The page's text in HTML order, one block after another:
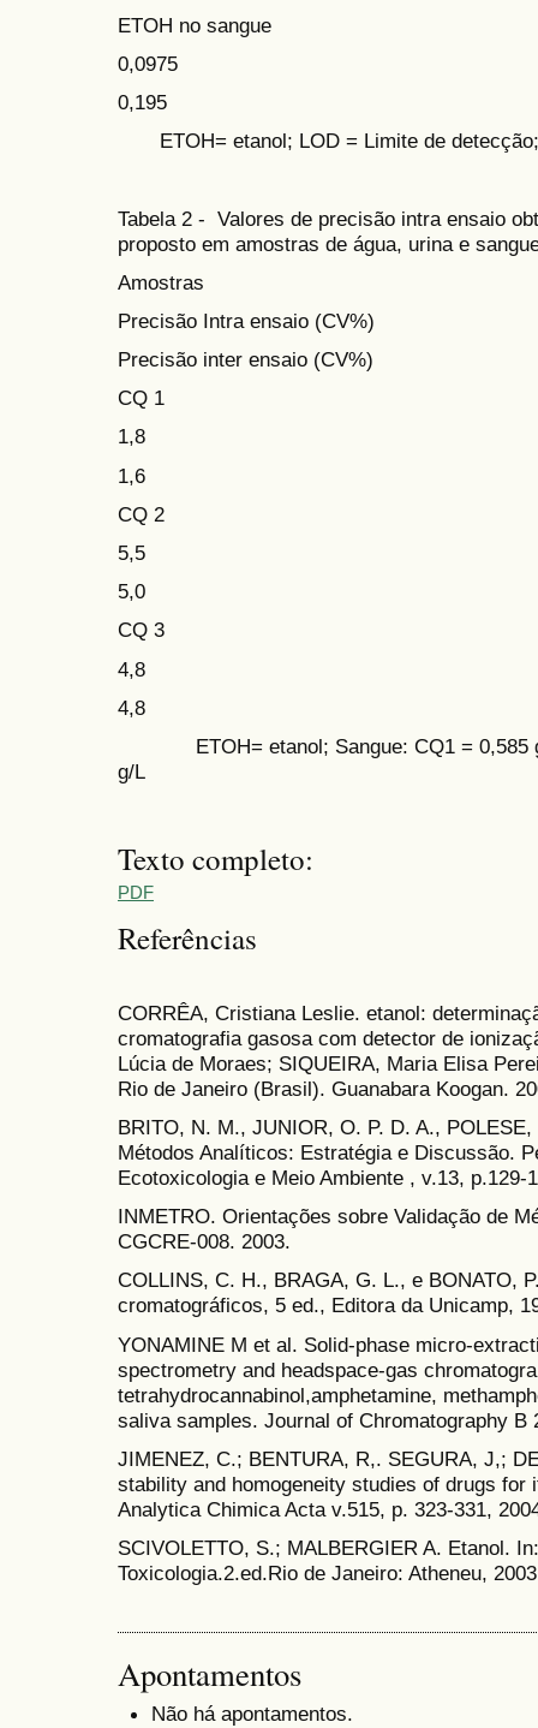
ETOH no sangue
0,0975
0,195
ETOH= etanol; LOD = Limite de detecção;
Tabela 2 - Valores de precisão intra ensaio
proposto em amostras de água, urina e
Amostras
Precisão Intra ensaio (CV%)
Precisão inter ensaio (CV%)
CQ 1
1,8
1,6
CQ 2
5,5
5,0
CQ 3
4,8
4,8
ETOH= etanol; Sangue: CQ1 = 0,585 g/
g/L
Texto completo:
PDF
Referências
CORRÊA, Cristiana Leslie. etanol:
cromatografia gasosa com detector de
Lúcia de Moraes; SIQUEIRA, Maria Elisa
Rio de Janeiro (Brasil). Guanabara Koogan.
BRITO, N. M., JUNIOR, O. P. D. A.,
Métodos Analíticos: Estratégia e Discussão.
Ecotoxicologia e Meio Ambiente , v.13, p.129-
INMETRO. Orientações sobre Validação de
CGCRE-008. 2003.
COLLINS, C. H., BRAGA, G. L., e BONATO,
cromatográficos, 5 ed., Editora da Unicamp,
YONAMINE M et al. Solid-phase micro-
spectrometry and headspace-gas
tetrahydrocannabinol,amphetamine,
saliva samples. Journal of Chromatography B
JIMENEZ, C.; BENTURA, R,. SEGURA, J,;
stability and homogeneity studies of drugs for
Analytica Chimica Acta v.515, p. 323-331,
SCIVOLETTO, S.; MALBERGIER A. Etanol.
Toxicologia.2.ed.Rio de Janeiro: Atheneu,
Apontamentos
Não há apontamentos.